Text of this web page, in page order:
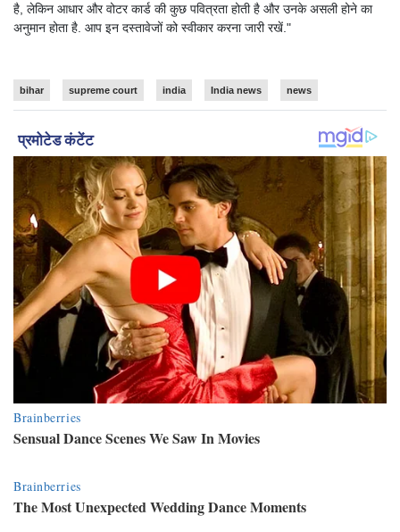
है, लेकिन आधार और वोटर कार्ड की कुछ पवित्रता होती है और उनके असली होने का
अनुमान होता है. आप इन दस्तावेजों को स्वीकार करना जारी रखें."
bihar supreme court india India news news